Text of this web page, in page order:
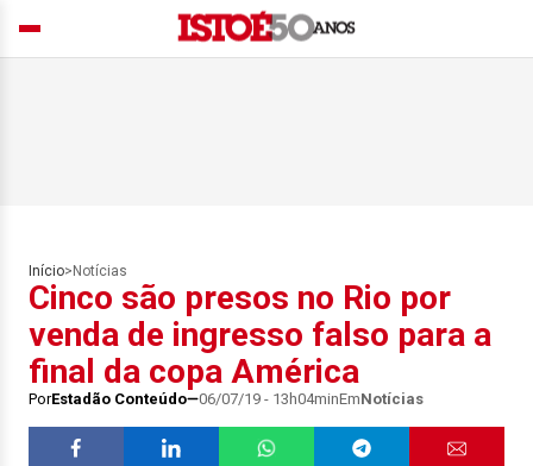
Início> Notícias
Cinco são presos no Rio por
venda de ingresso falso para a
final da copa América
PorEstadão Conteúdo 06/07/19 - 13h04minEmNotícias